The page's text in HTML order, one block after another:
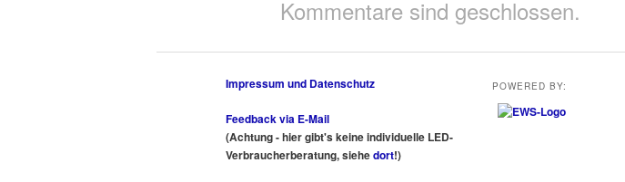
Kommentare sind geschlossen.
Impressum und Datenschutz
Feedback via E-Mail
(Achtung - hier gibt's keine individuelle LED-
Verbraucherberatung, siehedort!)
POWERED BY: